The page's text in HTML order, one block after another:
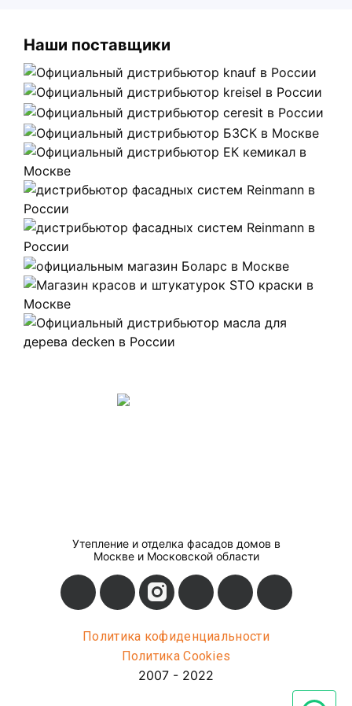
Наши поставщики
Утепление и отделка фасадов домов в
Москве и Московской области
Политика кофиденциальности
Политика Cookies
2007 - 2022